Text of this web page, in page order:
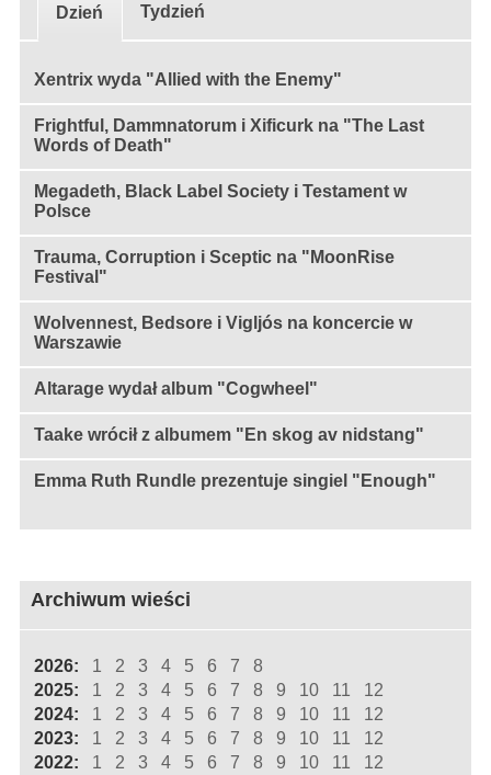
Dzień Tydzień
Xentrix wyda "Allied with the Enemy"
Frightful, Dammnatorum i Xificurk na "The Last
Words of Death"
Megadeth, Black Label Society i Testament w
Polsce
Trauma, Corruption i Sceptic na "MoonRise
Festival"
Wolvennest, Bedsore i Vigljós na koncercie w
Warszawie
Altarage wydał album "Cogwheel"
Taake wrócił z albumem "En skog av nidstang"
Emma Ruth Rundle prezentuje singiel "Enough"
Archiwum wieści
2026: 1 2 3 4 5 6 7
8
2025:
1 2 3 4 5 6 7 8 9 10 11
12
2024:
1 2 3 4 5 6 7 8 9 10 11
12
2023:
1 2 3 4 5 6 7 8 9 10 11
12
2022:
1 2 3 4 5 6 7 8 9 10 11
12